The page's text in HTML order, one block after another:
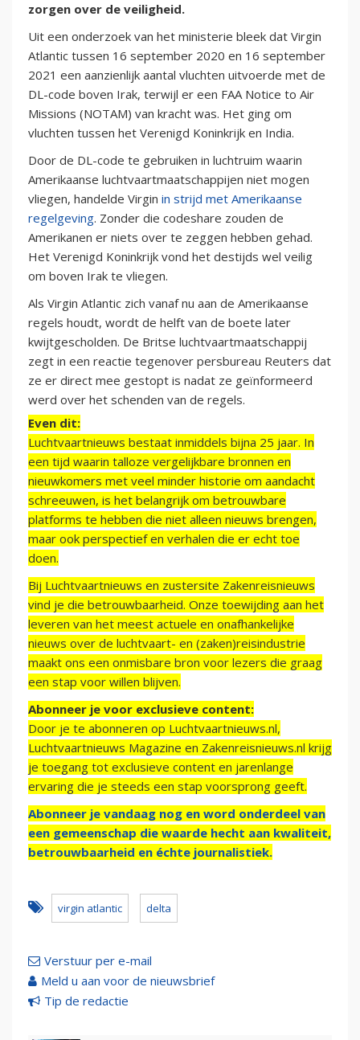
zorgen over de veiligheid.
Uit een onderzoek van het ministerie bleek dat Virgin
Atlantic tussen 16 september 2020 en 16 september
2021 een aanzienlijk aantal vluchten uitvoerde met de
DL-code boven Irak, terwijl er een FAA Notice to Air
Missions (NOTAM) van kracht was. Het ging om
vluchten tussen het Verenigd Koninkrijk en India.
Door de DL-code te gebruiken in luchtruim waarin
Amerikaanse luchtvaartmaatschappijen niet mogen
vliegen, handelde Virgin in strijd met Amerikaanse
regelgeving. Zonder die codeshare zouden de
Amerikanen er niets over te zeggen hebben gehad.
Het Verenigd Koninkrijk vond het destijds wel veilig
om boven Irak te vliegen.
Als Virgin Atlantic zich vanaf nu aan de Amerikaanse
regels houdt, wordt de helft van de boete later
kwijtgescholden. De Britse luchtvaartmaatschappij
zegt in een reactie tegenover persbureau Reuters dat
ze er direct mee gestopt is nadat ze geïnformeerd
werd over het schenden van de regels.
Even dit:
Luchtvaartnieuws bestaat inmiddels bijna 25 jaar. In
een tijd waarin talloze vergelijkbare bronnen en
nieuwkomers met veel minder historie om aandacht
schreeuwen, is het belangrijk om betrouwbare
platforms te hebben die niet alleen nieuws brengen,
maar ook perspectief en verhalen die er echt toe
doen.
Bij Luchtvaartnieuws en zustersite Zakenreisnieuws
vind je die betrouwbaarheid. Onze toewijding aan het
leveren van het meest actuele en onafhankelijke
nieuws over de luchtvaart- en (zaken)reisindustrie
maakt ons een onmisbare bron voor lezers die graag
een stap voor willen blijven.
Abonneer je voor exclusieve content:
Door je te abonneren op Luchtvaartnieuws.nl,
Luchtvaartnieuws Magazine en Zakenreisnieuws.nl krijg
je toegang tot exclusieve content en jarenlange
ervaring die je steeds een stap voorsprong geeft.
Abonneer je vandaag nog en word onderdeel van
een gemeenschap die waarde hecht aan kwaliteit,
betrouwbaarheid en échte journalistiek.
virgin atlantic delta
Verstuur per e-mail
Meld u aan voor de nieuwsbrief
Tip de redactie